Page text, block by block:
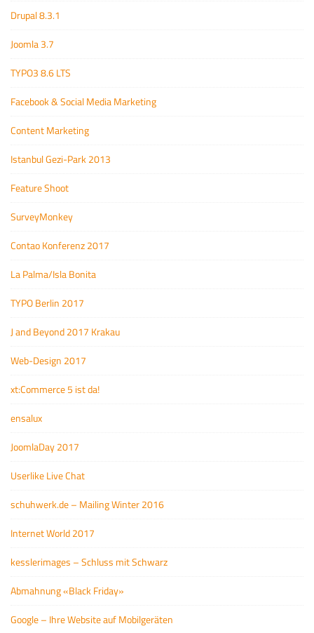
Drupal 8.3.1
Joomla 3.7
TYPO3 8.6 LTS
Facebook & Social Media Marketing
Content Marketing
Istanbul Gezi-Park 2013
Feature Shoot
SurveyMonkey
Contao Konferenz 2017
La Palma/Isla Bonita
TYPO Berlin 2017
J and Beyond 2017 Krakau
Web-Design 2017
xt:Commerce 5 ist da!
ensalux
JoomlaDay 2017
Userlike Live Chat
schuhwerk.de – Mailing Winter 2016
Internet World 2017
kesslerimages – Schluss mit Schwarz
Abmahnung «Black Friday»
Google – Ihre Website auf Mobilgeräten